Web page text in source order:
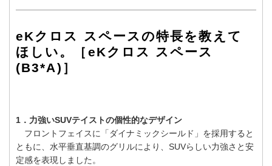
eKクロス スペースの特長を教えて
ほしい。［eKクロス スペース
(B3*A)］
1．力強いSUVテイストの個性的なデザイン
フロントフェイスに「ダイナミックシールド」を採用すると
ともに、水平垂直基調のグリルにより、SUVらしい力強さと安
定感を表現しました。